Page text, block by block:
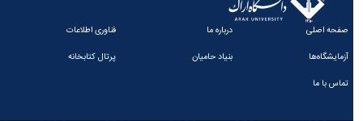
صفحه اصلی درباره ما
فناوری اطلاعات
آزمایشگاه‌ها
بنیاد حامیان
پرتال کتابخانه
تماس با ما